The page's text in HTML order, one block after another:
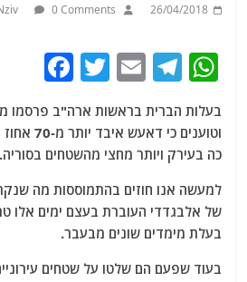
26/04/2018
0 Comments
W
at
s
A
p
p
T
e
g
ra
m
E
ai
l
T
itt
er
c
e
b
o
k
בעלות הברית בראשות ארה"ב פרסמו
וטוענים
כה בעירק ויותר מחצי מהשטחים בסוריה.
למעשה אנו חוזים בהתמוססות מה
של אלבגדדי העוברת בעצם ימים אלו
בעלת מימדים שונים מבעבר.
בעוד שפעם הם שלטו על שטחים עירוניים